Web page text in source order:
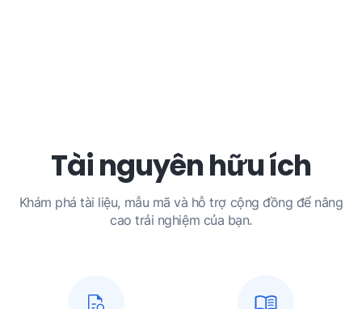
Tài nguyên hữu ích
Khám phá tài liệu, mẫu mã và hỗ trợ cộng đồng để nâng
cao trải nghiệm của bạn.